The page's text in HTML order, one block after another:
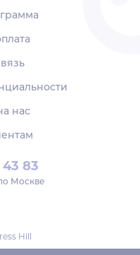
83
Москве
Hill
нас